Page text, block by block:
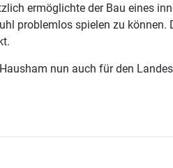
ermöglichte der Bau eines
problemlos spielen zu können.
nun auch für den